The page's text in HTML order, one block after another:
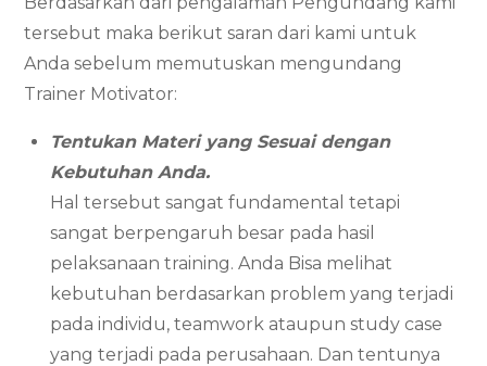
tersebut maka berikut saran dari kami untuk
Anda sebelum memutuskan mengundang
Trainer Motivator:
Tentukan Materi yang Sesuai dengan
Kebutuhan Anda.
Hal tersebut sangat fundamental tetapi
sangat berpengaruh besar pada hasil
pelaksanaan training. Anda Bisa melihat
kebutuhan berdasarkan problem yang terjadi
pada individu, teamwork ataupun study case
yang terjadi pada perusahaan. Dan tentunya